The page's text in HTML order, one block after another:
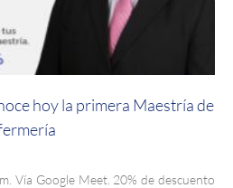
hoy la primera Maestría de
Vía Google Meet. 20% de descuento